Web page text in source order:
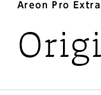
Areon Pro